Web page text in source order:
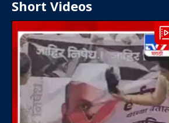
Short Videos